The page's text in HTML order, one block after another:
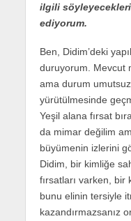
ilgili
ediyorum.
Ben, Didim’deki
duruyorum. Mevcut
ama durum
yürütülmesinde
Yeşil alana fırsat
da mimar değilim
büyümenin izlerini
Didim, bir kimliğe
fırsatları varken, bir
bunu elinin tersiyle
kazandırmazsanız